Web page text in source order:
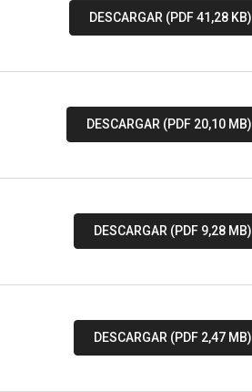
DESCARGAR (PDF 41,28 KB)
DESCARGAR (PDF 20,10 MB)
DESCARGAR (PDF 9,28 MB)
DESCARGAR (PDF 2,47 MB)